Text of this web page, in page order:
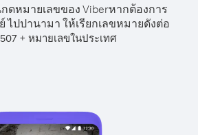
ดหมายเลขของ Viberหากต้องการ
ไปปานามา ให้เรียกเลขหมายดังต่อ
507 + หมายเลขในประเทศ